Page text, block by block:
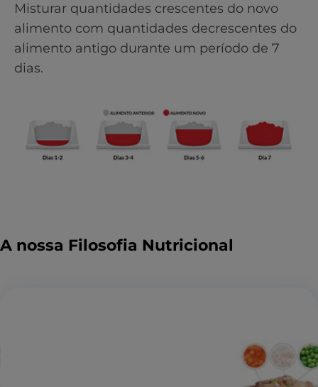
Misturar quantidades crescentes do novo
alimento com quantidades decrescentes do
alimento antigo durante um período de 7
dias.
A nossa Filosofia Nutricional